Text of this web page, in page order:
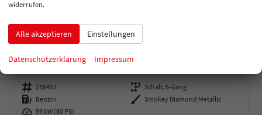
Skoda Fabia
unverbindliche Lieferzeit: Sofort Neuwagen
Fahrzeugnummer 216451 Getriebe Schalt. 5-Gang
Kraftstoff Benzin Außenfarbe Smokey Diamond Metallic
Leistung 59 kW (80 PS)
widerrufen.
Alle akzeptieren Einstellungen
Datenschutzerklärung Impressum